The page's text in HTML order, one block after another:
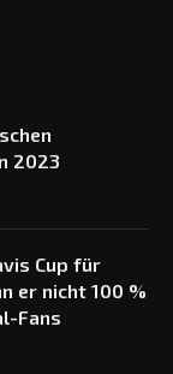
2023
Cup für
er nicht 100 %
Fans